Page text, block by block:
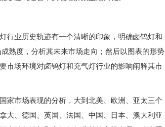
行业历史轨迹有一个清晰的印象，明确卤钨灯和
熟度，分析其未来市场走向；然后以图表的形势
市场环境对卤钨灯和充气灯行业的影响阐释其市
家市场表现的分析，大到北美、欧洲、亚太三个
大、德国、英国、法国、中国、日本、澳大利亚